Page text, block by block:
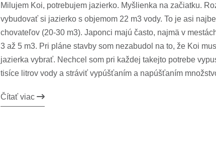
Milujem Koi, potrebujem jazierko. Myšlienka na začiatku.
vybudovať si jazierko s objemom 22 m3 vody. To je asi
chovateľov (20-30 m3). Japonci majú často, najmä v
3 až 5 m3. Pri pláne stavby som nezabudol na to, že Koi
jazierka vybrať. Nechcel som pri každej takejto potrebe
tisíce litrov vody a stráviť vypúšťaním a napúšťaním
Čítať viac